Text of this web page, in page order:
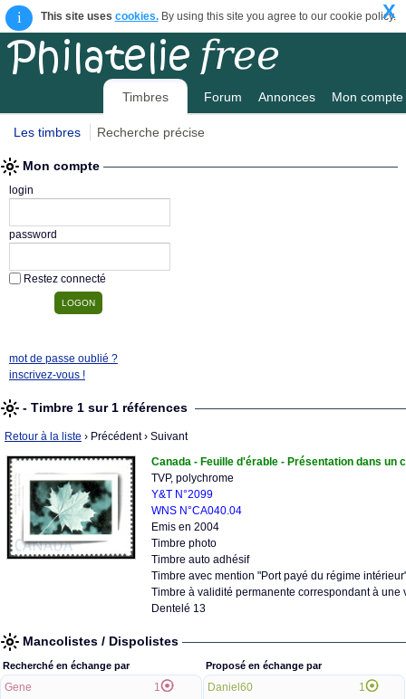
i This site uses cookies.By using this site you agree to our cookie policy.
X
Timbres Forum Annonces Mon compte
Les timbres Recherche précise
Mon compte
login
password
Restez connecté
mot de passe oublié ?
inscrivez-vous !
- Timbre 1 sur 1 références
Retour à la liste › Précédent› Suivant
Canada - Feuille d'érable - Présentation dans un
TVP, polychrome
Y&T N°2099
WNS N°CA040.04
Emis en 2004
Timbre photo
Timbre auto adhésif
Timbre avec mention "Port payé du régime
Timbre à validité permanente correspondant à une
Dentelé 13
Mancolistes / Dispolistes
Recherché en échange par
Gene 1
Proposé en échange par
Daniel60 1